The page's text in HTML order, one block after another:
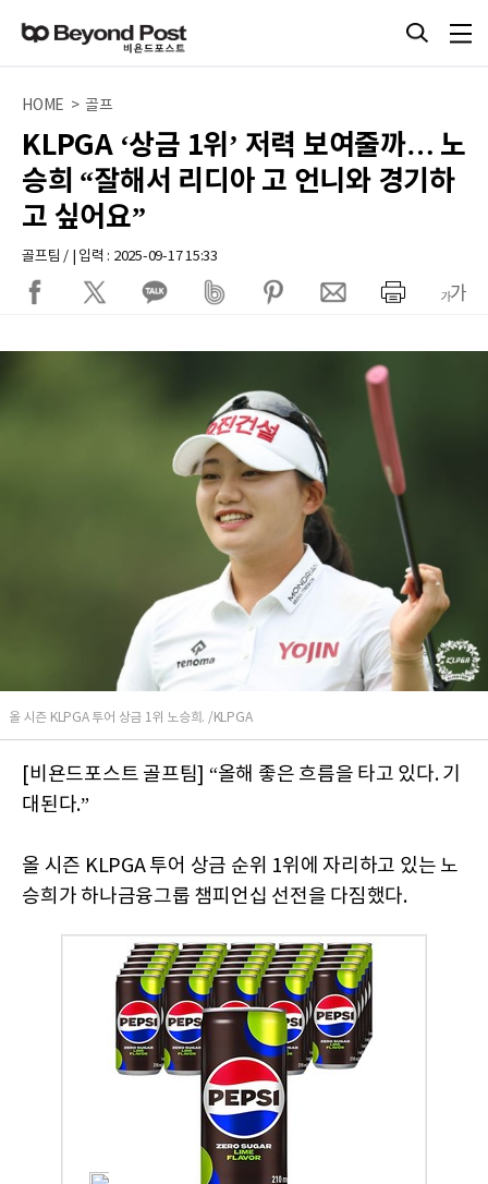
HOME > 골프
KLPGA ‘상금 1위’ 저력 보여줄까… 노
승희 “잘해서 리디아 고 언니와 경기하
고 싶어요”
골프팀 / | 입력 : 2025-09-17 15:33
올 시즌 KLPGA 투어 상금 1위 노승희. /KLPGA
[비욘드포스트 골프팀] “올해 좋은 흐름을 타고 있다. 기
대된다.”
올 시즌 KLPGA 투어 상금 순위 1위에 자리하고 있는 노
승희가 하나금융그룹 챔피언십 선전을 다짐했다.